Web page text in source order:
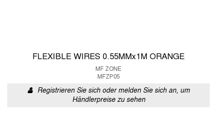
FLEXIBLE WIRES 0.55MMx1M ORANGE
MF ZONE
MFZP05
Registrieren Sie sich oder melden Sie sich an, um
Händlerpreise zu sehen